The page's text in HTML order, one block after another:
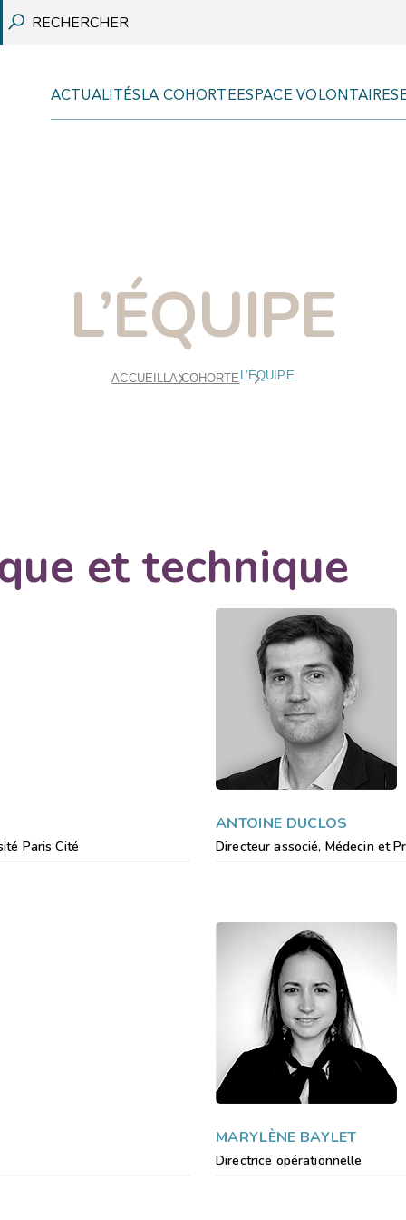
ACTUALITÉS LA COHORTEESPACE VOLONTAIRES
VULGARISATION SCIENTIFIQUE
L’ÉQUIPE
ACCUEILLA COHORTE L’ÉQUIPE
et technique
Paris Cité
ANTOINE DUCLOS
Directeur associé, Médecin et
MARYLÈNE BAYLET
Directrice opérationnelle